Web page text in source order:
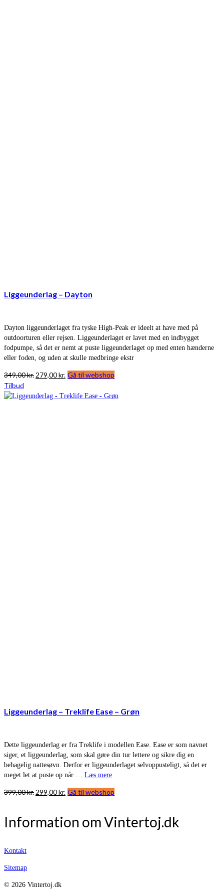
Liggeunderlag – Dayton
Dayton liggeunderlaget fra tyske High-Peak er ideelt at have med på
outdoorturen eller rejsen. Liggeunderlaget er lavet med en indbygget
fodpumpe, så det er nemt at puste liggeunderlaget op med enten hænderne
eller foden, og uden at skulle medbringe ekstr
349,00kr. Den
pris
279,00kr. Den
pris
Gå til webshop
Tilbud
Liggeunderlag – Treklife Ease – Grøn
Dette liggeunderlag er fra Treklife i modellen Ease. Ease er som navnet
siger, et liggeunderlag, som skal gøre din tur lettere og sikre dig en
behagelig nattesøvn. Derfor er liggeunderlaget selvoppusteligt, så det er
meget let at puste op når … Læs mere
399,00kr. Den
var:
299,00kr. Den
er:
Gå til webshop
Information om Vintertoj.dk
Kontakt
Sitemap
© 2026 Vintertoj.dk